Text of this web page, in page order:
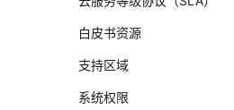
白皮书资源
支持区域
系统权限